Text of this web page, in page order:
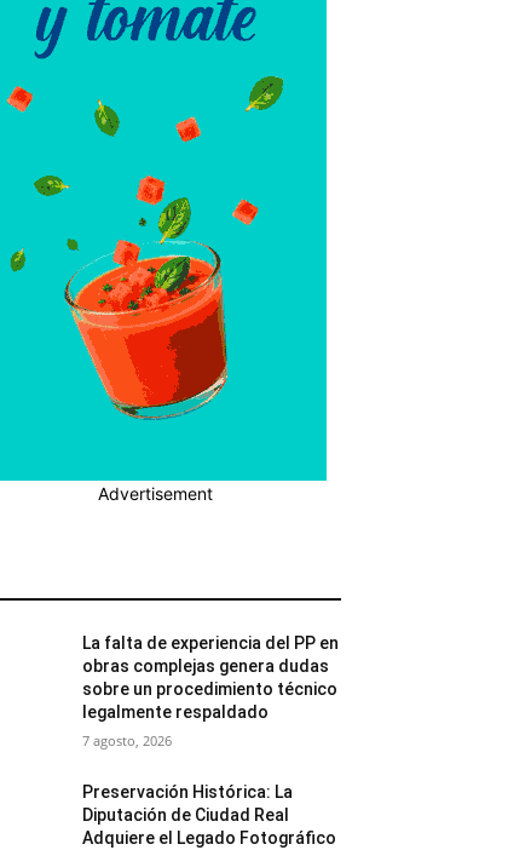
La falta de experiencia del PP en
obras complejas genera dudas
sobre un procedimiento técnico
legalmente respaldado
7 agosto, 2026
Preservación Histórica: La
Diputación de Ciudad Real
Adquiere el Legado Fotográfico